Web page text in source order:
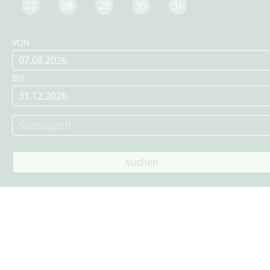
27
28 29 30 31
VON
BIS
suchen